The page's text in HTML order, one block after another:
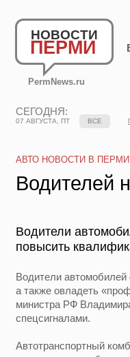
НОВОСТИ
ПЕРМИ
PermNews.ru
СЕГОДНЯ:
07 АВГУСТА, ПТ ВСЕ
АВТО НОВОСТИ В ПЕРМИ
Водителей
Водители
повысить
Водители
а также овладеть
министра РФ
спецсигналами.
Автотранспортный